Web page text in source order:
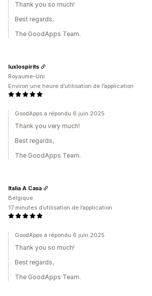
Thank you so much!
Best regards,
The GoodApps Team.
luxlospirits
Royaume-Uni
Environ une heure d’utilisation de l’application
GoodApps a répondu 6 juin 2025
Thank you very much!
Best regards,
The GoodApps Team.
Italia A Casa
Belgique
17 minutes d’utilisation de l’application
GoodApps a répondu 6 juin 2025
Thank you so much!
Best regards,
The GoodApps Team.